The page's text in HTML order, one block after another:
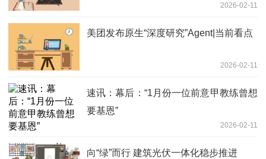
2026-02-11
美团发布原生“深度研究”Agent|当前看点
2026-02-11
速讯：幕后：“1月份一位前意甲教练曾想
要基恩”
2026-02-11
向“绿”而行 建筑光伏一体化稳步推进